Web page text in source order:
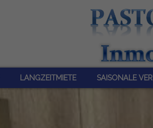
LANGZEITMIETE SAISONALE